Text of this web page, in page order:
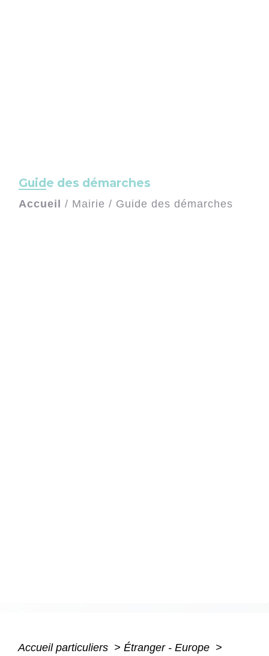
Guide des démarches
Accueil / Mairie / Guide des démarches
Accueil particuliers > Étranger - Europe >